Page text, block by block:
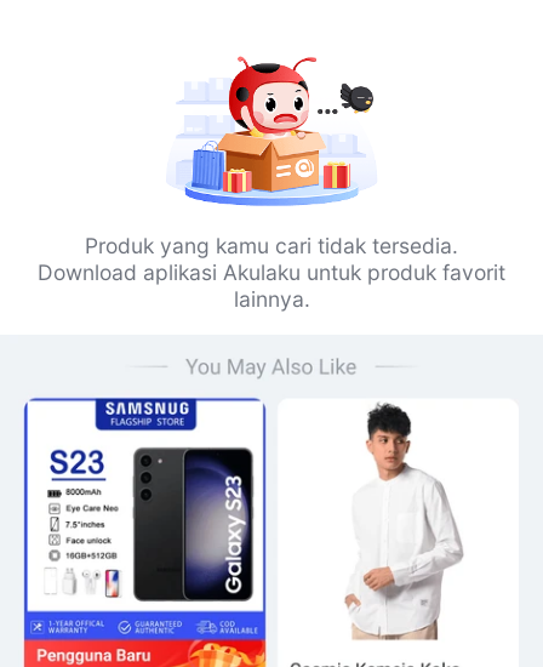
Produk yang kamu cari tidak tersedia.
Download aplikasi Akulaku untuk produk favorit
lainnya.